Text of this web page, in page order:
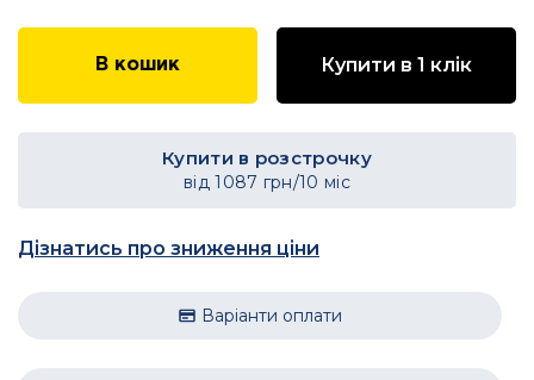
В кошик Купити в 1 клік
Купити в розстрочку
від1087 грн/10 міс
Дізнатись про зниження ціни
Варіанти оплати